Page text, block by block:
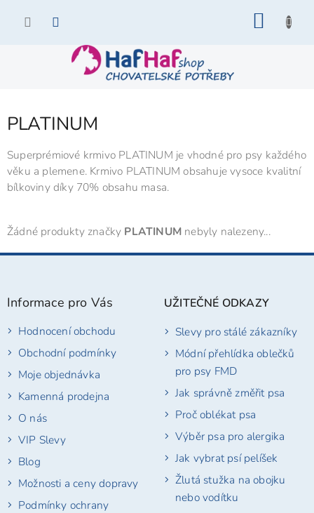
PLATINUM
Superprémiové krmivo PLATINUM je vhodné pro psy každého
věku a plemene. Krmivo PLATINUM obsahuje vysoce kvalitní
bílkoviny díky 70% obsahu masa.
Žádné produkty značky PLATINUM nebyly nalezeny...
Z
Informace pro Vás
Hodnocení obchodu
Obchodní podmínky
Moje objednávka
Kamenná prodejna
O nás
VIP Slevy
Blog
Možnosti a ceny dopravy
Podmínky ochrany
UŽITEČNÉ ODKAZY
Slevy pro stálé zákazníky
Módní přehlídka oblečků
pro psy FMD
Jak správně změřit psa
Proč oblékat psa
Výběr psa pro alergika
Jak vybrat psí pelíšek
Žlutá stužka na obojku
nebo vodítku